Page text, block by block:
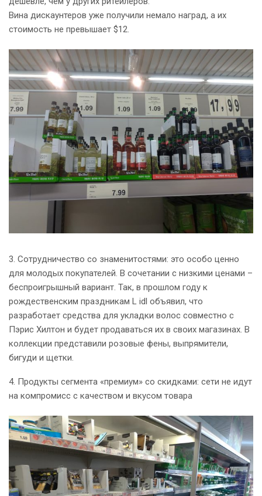
Вина дискаунтеров уже получили немало наград, а их
стоимость не превышает $12.
3. Сотрудничество со знаменитостями: это особо ценно
для молодых покупателей. В сочетании с низкими ценами –
беспроигрышный вариант. Так, в прошлом году к
рождественским праздникам L idl объявил, что
разработает средства для укладки волос совместно с
Пэрис Хилтон и будет продаваться их в своих магазинах. В
коллекции представили розовые фены, выпрямители,
бигуди и щетки.
4. Продукты сегмента «премиум» со скидками: сети не идут
на компромисс с качеством и вкусом товара